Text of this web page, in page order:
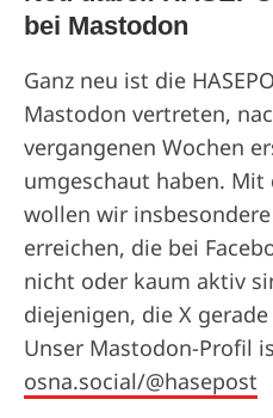
bei Mastodon
Ganz neu ist die
Mastodon vertreten,
vergangenen Wochen
umgeschaut haben. Mit
wollen wir
erreichen, die bei
nicht oder kaum aktiv
diejenigen, die X
Unser Mastodon-Profil
osna.social/@hasepost